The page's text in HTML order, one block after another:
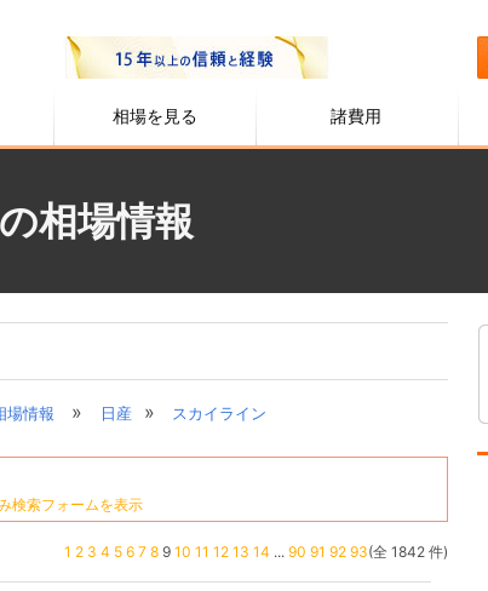
相場を見る 諸費用
相場情報
場情報 » 日産 » スカイライン
検索フォームを表示
1 2 3 4 5 6 7 89 10 11 12 13 14 ... 90 91 92 93(全 1842 件)